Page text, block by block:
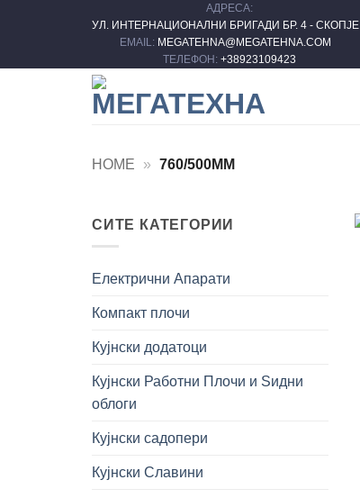
АДРЕСА:
УЛ. ИНТЕРНАЦИОНАЛНИ БРИГАДИ БР. 4 - СКОПЈЕ
EMAIL: MEGATEHNA@MEGATEHNA.COM
ТЕЛЕФОН: +38923109423
HOME » 760/500MM
СИТЕ КАТЕГОРИИ
Електрични Апарати
Компакт плочи
Кујнски додатоци
Кујнски Работни Плочи и Ѕидни
облоги
Кујнски садопери
Кујнски Славини